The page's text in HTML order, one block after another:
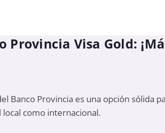
Provincia Visa Gold:
Banco Provincia es una opción sólida
como internacional.